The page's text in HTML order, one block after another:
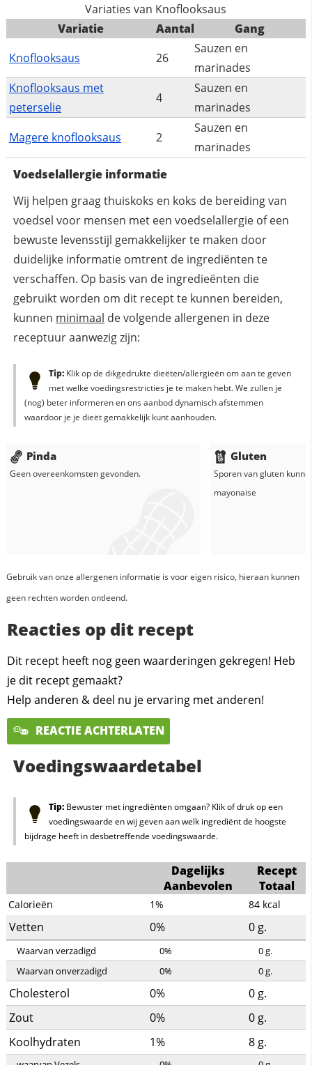
Variaties van Knoflooksaus
Variatie
Aantal
Gang
Knoflooksaus
26
Sauzen en
marinades
Knoflooksaus met
peterselie
4
Sauzen en
marinades
Magere knoflooksaus
2
Sauzen en
marinades
Voedselallergie informatie
Wij helpen graag thuiskoks en koks de bereiding van
voedsel voor mensen met een voedselallergie of een
bewuste levensstijl gemakkelijker te maken door
duidelijke informatie omtrent de ingrediënten te
verschaffen. Op basis van de ingredieënten die
gebruikt worden om dit recept te kunnen bereiden,
kunnen minimaal de volgende allergenen in deze
receptuur aanwezig zijn:
Tip:Klik op de dikgedrukte dieëten/allergieën om aan te geven
met welke voedingsrestricties je te maken hebt. We zullen je
(nog) beter informeren en ons aanbod dynamisch afstemmen
waardoor je je dieët gemakkelijk kunt aanhouden.
Pinda
Geen overeenkomsten gevonden.
Gluten
Sporen van gluten
mayonaise
Gebruik van onze allergenen informatie is voor eigen risico, hieraan kunnen
geen rechten worden ontleend.
Reacties op dit recept
Dit recept heeft nog geen waarderingen gekregen! Heb
je dit recept gemaakt?
Help anderen & deel nu je ervaring met anderen!
REACTIE ACHTERLATEN
Voedingswaardetabel
Tip:Bewuster met ingrediënten omgaan? Klik of druk op een
voedingswaarde en wij geven aan welk ingrediënt de hoogste
bijdrage heeft in desbetreffende voedingswaarde.
Dagelijks
Aanbevolen
Recept
Totaal
Calorieën 1% 84 kcal
Vetten 0% 0 g.
Waarvan verzadigd 0% 0g.
Waarvan onverzadigd
0% 0g.
Cholesterol 0% 0 g.
Zout
0% 0 g.
Koolhydraten
1% 8 g.